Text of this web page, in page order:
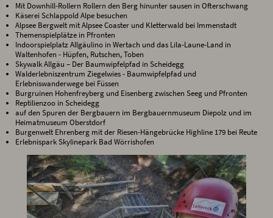
Mit Downhill-Rollern Rollern den Berg hinunter sausen in Ofterschwang
Käserei Schlappold Alpe besuchen
Alpsee Bergwelt mit Alpsee Coaster und Kletterwald bei Immenstadt
Themenspielplätze in Pfronten
Indoorspielplatz Allgäulino in Wertach und das Lila-Laune-Land in
Waltenhofen - Hüpfen, Rutschen, Toben
Skywalk Allgäu – Der Baumwipfelpfad in Scheidegg
Walderlebniszentrum Ziegelwies - Baumwipfelpfad und
Erlebniswanderwege bei Füssen
Burgruinen Hohenfreyberg und Eisenberg zwischen Seeg und Pfronten
Reptilienzoo in Scheidegg
auf den Spuren der Bergbauern im Bergbauernmuseum Diepolz und im
Heimatmuseum Oberstdorf
Burgenwelt Ehrenberg mit der Riesen-Hängebrücke Highline 179 bei Reute
Erlebnispark Skylinepark Bad Wörrishofen